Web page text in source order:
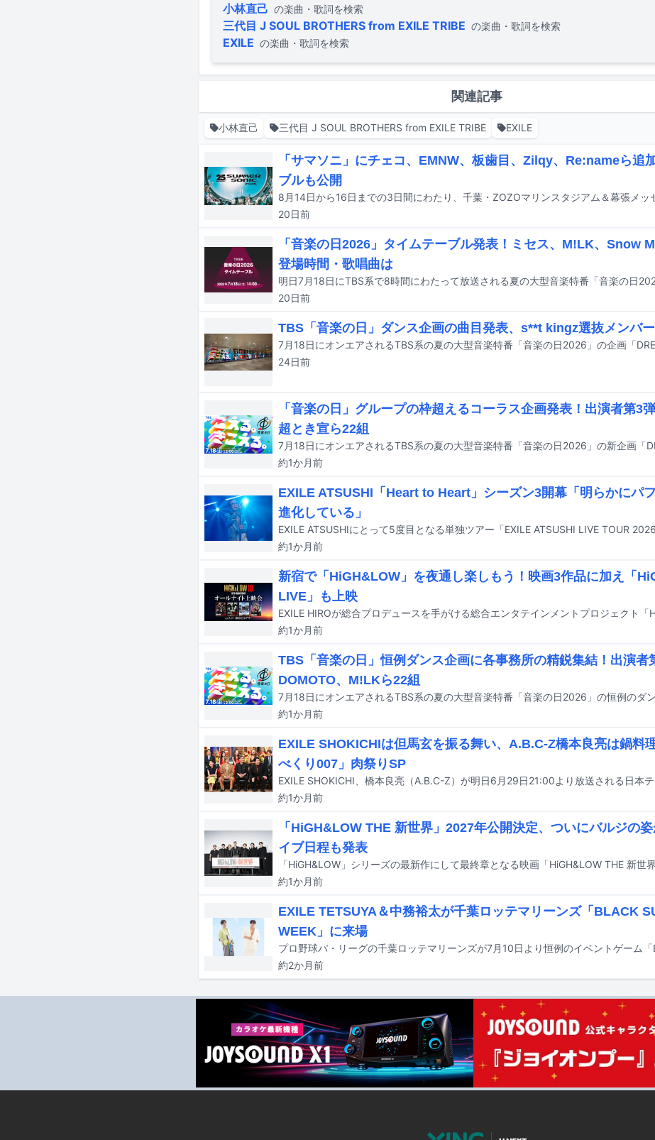
小林直己 の楽曲・歌詞を検索
三代目 J SOUL BROTHERS from EXILE TRIBE の楽曲・歌詞を検索
EXILE の楽曲・歌詞を検索
関連記事
小林直己 三代目 J SOUL BROTHERS from EXILE TRIBE EXILE
「サマソニ」にチェコ、EMNW、板歯目、Zilqy、Re:nameら
ブルも公開
20日前
「音楽の日2026」タイムテーブル発表！ミセス、M!LK、Snow
登場時間・歌唱曲は
20日前
TBS「音楽の日」ダンス企画の曲目発表、s**t kingz選抜メンバ
24日前
「音楽の日」グループの枠超えるコーラス企画発表！出演者第3弾
超とき宣ら22組
約1か月前
EXILE ATSUSHI「Heart to Heart」シーズン3開幕「明らかにパ
進化している」
約1か月前
新宿で「HiGH&LOW」を夜通し楽しもう！映画3作品に加え「
LIVE」も上映
約1か月前
TBS「音楽の日」恒例ダンス企画に各事務所の精鋭集結！出演者
DOMOTO、M!LKら22組
約1か月前
EXILE SHOKICHIは但馬玄を振る舞い、A.B.C-Z橋本良亮は鍋料
べくり007」肉祭りSP
約1か月前
「HiGH&LOW THE 新世界」2027年公開決定、ついにバルジの
イブ日程も発表
約1か月前
EXILE TETSUYA＆中務裕太が千葉ロッテマリーンズ「BLACK
WEEK」に来場
約2か月前